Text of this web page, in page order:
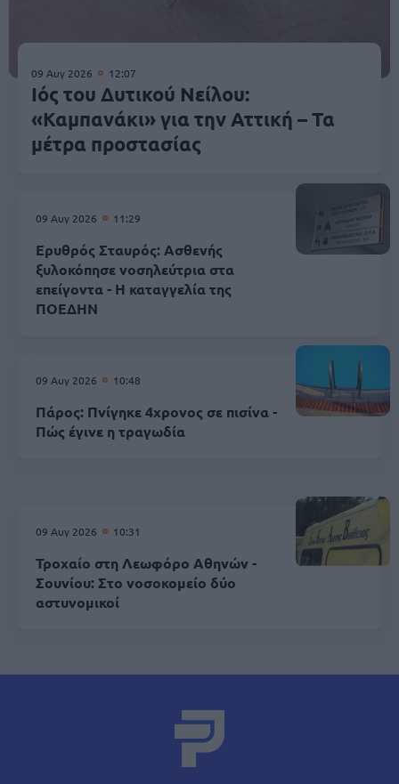
09 Αυγ 2026 12:07
Ιός του Δυτικού Νείλου:
«Καμπανάκι» για την Αττική – Τα
μέτρα προστασίας
09 Αυγ 2026 11:29
Ερυθρός Σταυρός: Ασθενής
ξυλοκόπησε νοσηλεύτρια στα
επείγοντα - Η καταγγελία της
ΠΟΕΔΗΝ
09 Αυγ 2026 10:48
Πάρος: Πνίγηκε 4χρονος σε πισίνα -
Πώς έγινε η τραγωδία
09 Αυγ 2026 10:31
Τροχαίο στη Λεωφόρο Αθηνών -
Σουνίου: Στο νοσοκομείο δύο
αστυνομικοί